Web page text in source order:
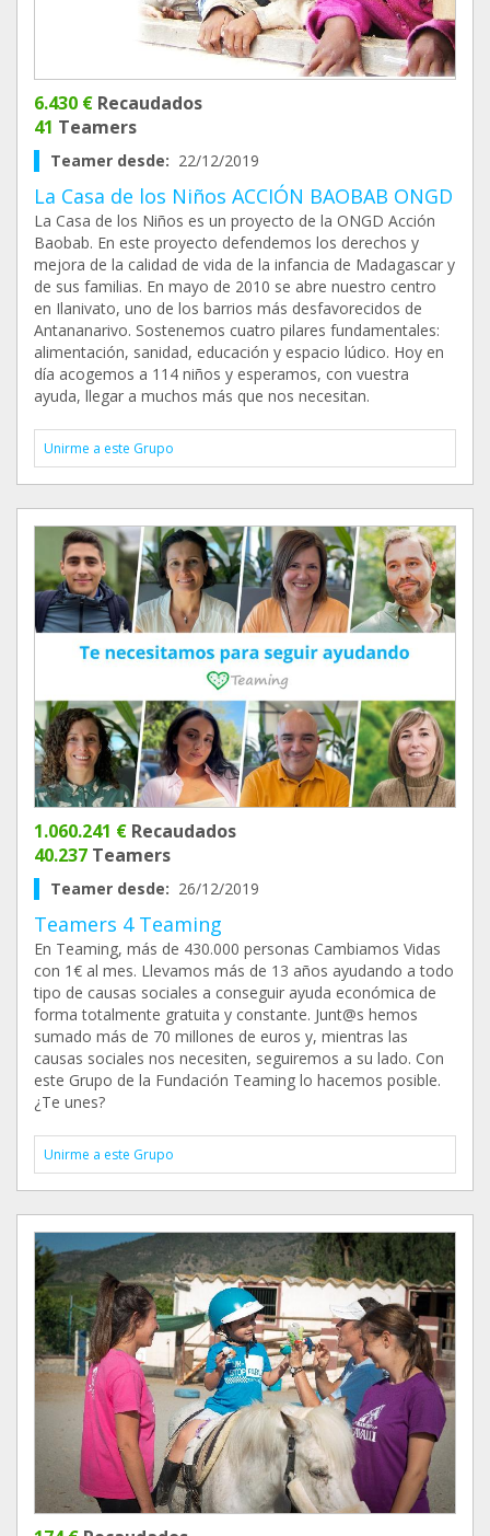
6.430 € Recaudados
41 Teamers
Teamer desde: 22/12/2019
La Casa de los Niños ACCIÓN BAOBAB ONGD
La Casa de los Niños es un proyecto de la ONGD Acción
Baobab. En este proyecto defendemos los derechos y
mejora de la calidad de vida de la infancia de Madagascar y
de sus familias. En mayo de 2010 se abre nuestro centro
en Ilanivato, uno de los barrios más desfavorecidos de
Antananarivo. Sostenemos cuatro pilares fundamentales:
alimentación, sanidad, educación y espacio lúdico. Hoy en
día acogemos a 114 niños y esperamos, con vuestra
ayuda, llegar a muchos más que nos necesitan.
Unirme a este Grupo
1.060.241 € Recaudados
40.237 Teamers
Teamer desde: 26/12/2019
Teamers 4 Teaming
En Teaming, más de 430.000 personas Cambiamos Vidas
con 1€ al mes. Llevamos más de 13 años ayudando a todo
tipo de causas sociales a conseguir ayuda económica de
forma totalmente gratuita y constante. Junt@s hemos
sumado más de 70 millones de euros y, mientras las
causas sociales nos necesiten, seguiremos a su lado. Con
este Grupo de la Fundación Teaming lo hacemos posible.
¿Te unes?
Unirme a este Grupo